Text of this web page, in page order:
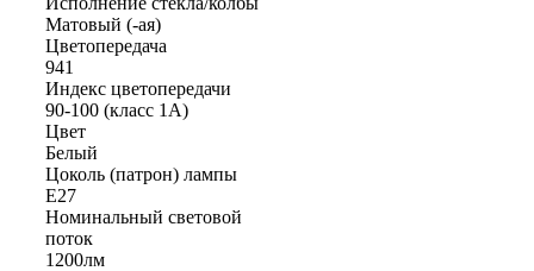
Матовый (-ая)
Цветопередача
941
Индекс цветопередачи
90-100 (класс 1А)
Цвет
Белый
Цоколь (патрон) лампы
E27
Номинальный световой
поток
1200лм